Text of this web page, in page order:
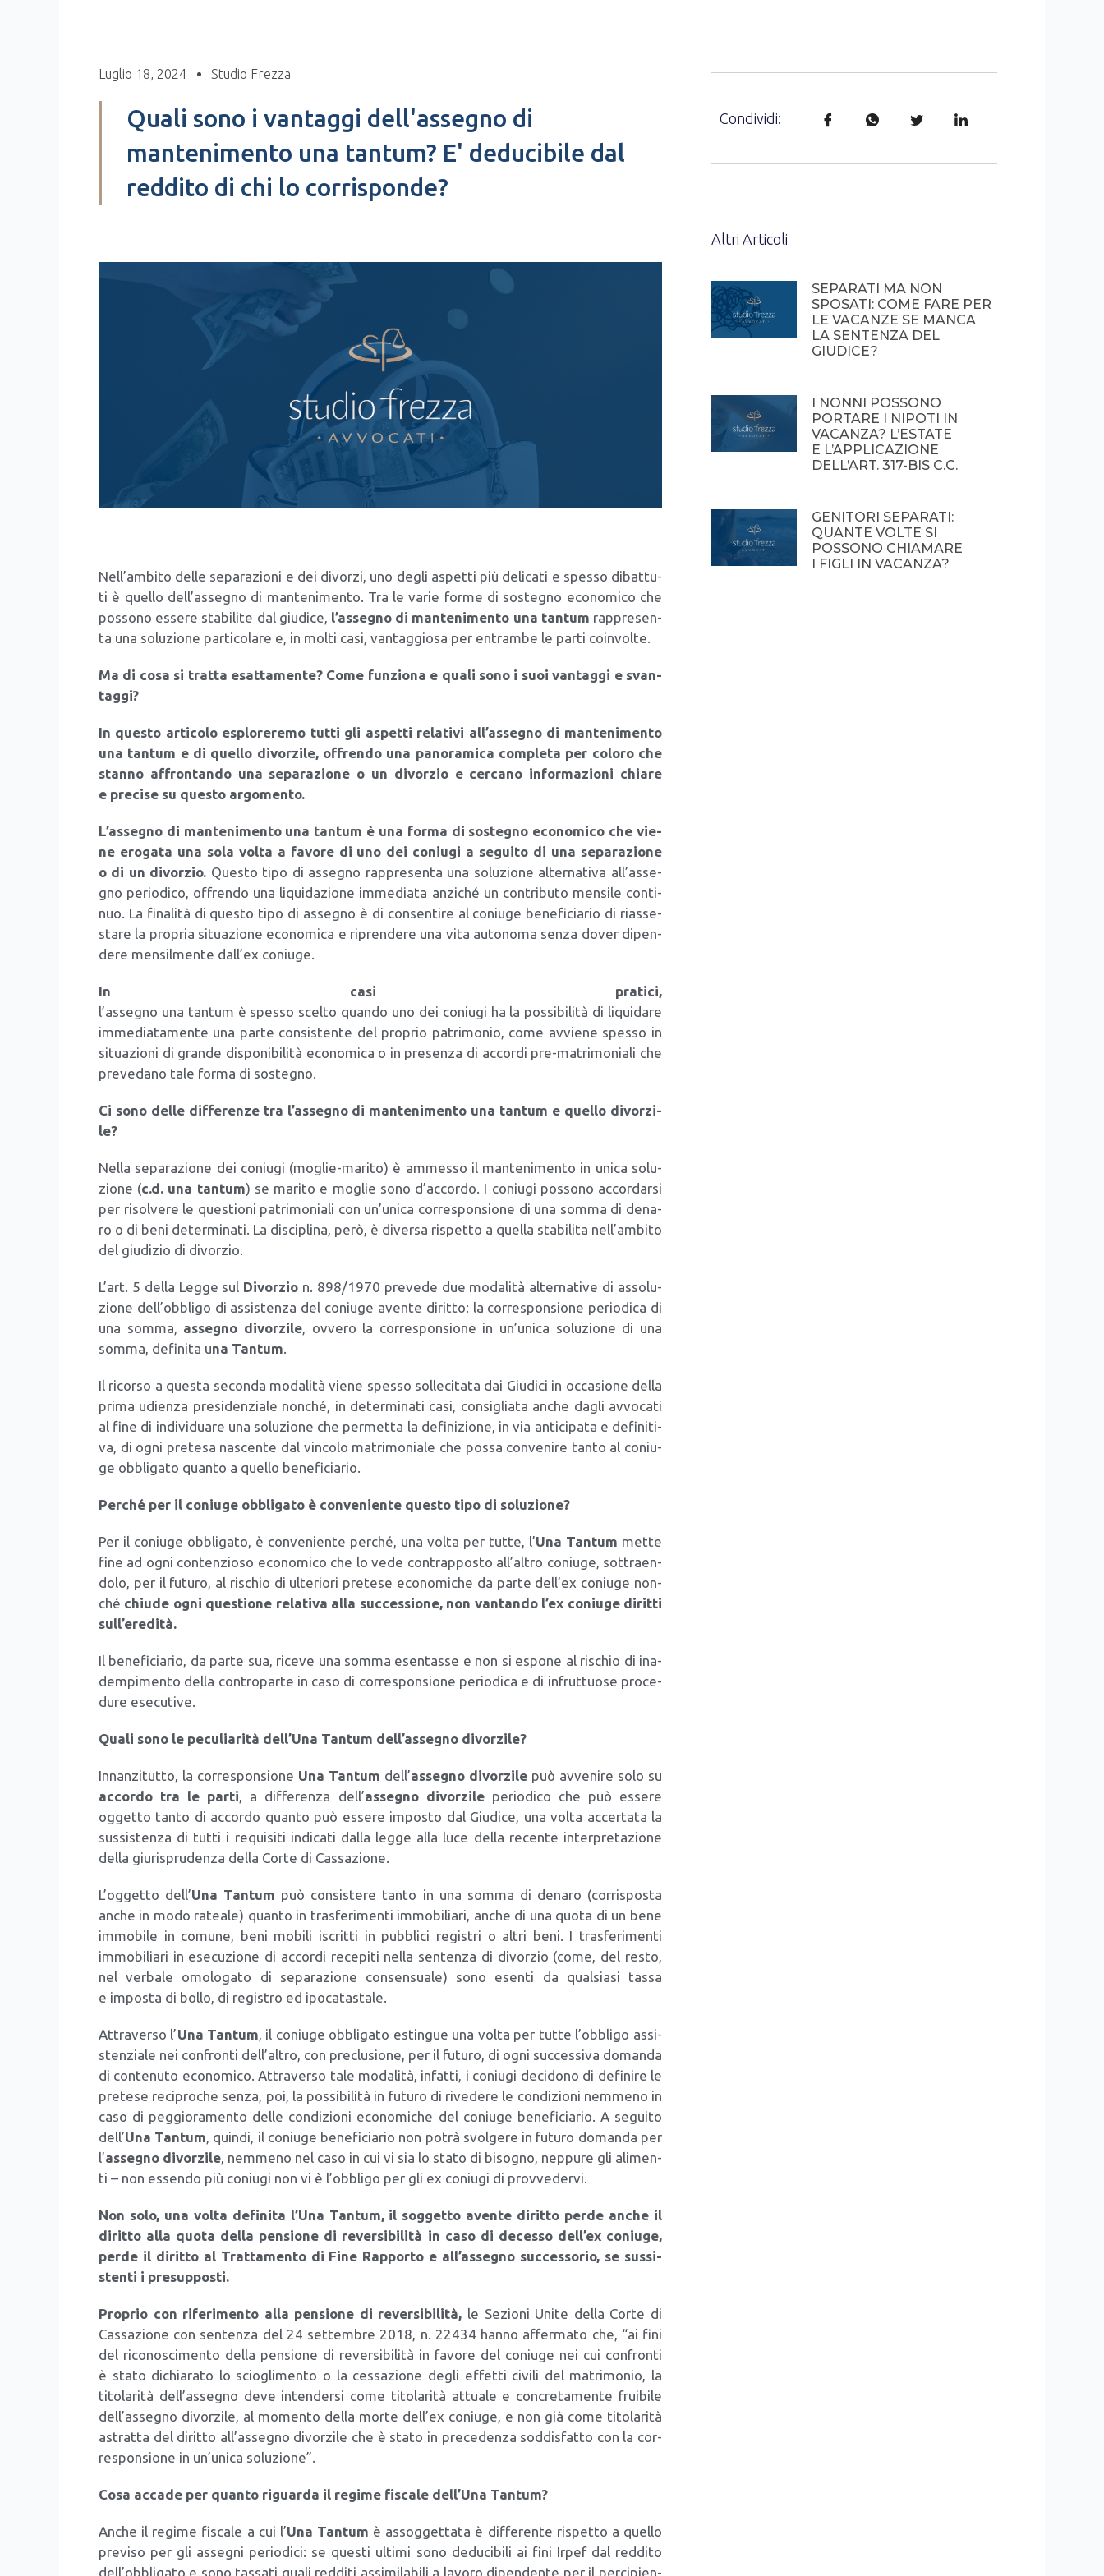
Luglio 18, 2024 Studio Frezza
Quali sono i vantaggi dell'assegno di
mantenimento una tantum? E' deducibile dal
reddito di chi lo corrisponde?
Nel­l’am­bi­to del­le sepa­ra­zio­ni e dei divor­zi, uno degli aspet­ti più deli­ca­ti e spes­so dibat­tu­
ti è quel­lo del­l’as­se­gno di man­te­ni­men­to. Tra le varie for­me di soste­gno eco­no­mi­co che
pos­so­no esse­re sta­bi­li­te dal giu­di­ce, l’as­se­gno di man­te­ni­men­to una tan­tum rap­pre­sen­
ta una solu­zio­ne par­ti­co­la­re e, in mol­ti casi, van­tag­gio­sa per entram­be le par­ti coin­vol­te.
Ma di cosa si trat­ta esat­ta­men­te? Come fun­zio­na e qua­li sono i suoi van­tag­gi e svan­
tag­gi?
In que­sto arti­co­lo esplo­re­re­mo tut­ti gli aspet­ti rela­ti­vi all’as­se­gno di man­te­ni­men­to
una tan­tum e di quel­lo divor­zi­le, offren­do una pano­ra­mi­ca com­ple­ta per colo­ro che
stan­no affron­tan­do una sepa­ra­zio­ne o un divor­zio e cer­ca­no infor­ma­zio­ni chia­re
e pre­ci­se su que­sto argo­men­to.
L’as­se­gno di man­te­ni­men­to una tan­tum è una for­ma di soste­gno eco­no­mi­co che vie­
ne ero­ga­ta una sola vol­ta a favo­re di uno dei coniu­gi a segui­to di una sepa­ra­zio­ne
o di un divor­zio. Que­sto tipo di asse­gno rap­pre­sen­ta una solu­zio­ne alter­na­ti­va all’as­se­
gno perio­di­co, offren­do una liqui­da­zio­ne imme­dia­ta anzi­ché un con­tri­bu­to men­si­le con­ti­
nuo. La fina­li­tà di que­sto tipo di asse­gno è di con­sen­ti­re al coniu­ge bene­fi­cia­rio di rias­se­
sta­re la pro­pria situa­zio­ne eco­no­mi­ca e ripren­de­re una vita auto­no­ma sen­za dover dipen­
de­re men­sil­men­te dal­l’ex coniu­ge.
In casi pra­ti­ci,
l’as­se­gno una tan­tum è spes­so scel­to quan­do uno dei coniu­gi ha la pos­si­bi­li­tà di liqui­da­re
imme­dia­ta­men­te una par­te con­si­sten­te del pro­prio patri­mo­nio, come avvie­ne spes­so in
situa­zio­ni di gran­de dispo­ni­bi­li­tà eco­no­mi­ca o in pre­sen­za di accor­di pre-matri­mo­nia­li che
pre­ve­da­no tale for­ma di soste­gno.
Ci sono del­le dif­fe­ren­ze tra l’assegno di man­te­ni­men­to una tan­tum e quel­lo divor­zi­
le?
Nel­la sepa­ra­zio­ne dei coniu­gi (moglie-mari­to) è ammes­so il man­te­ni­men­to in uni­ca solu­
zio­ne (c.d. una tan­tum) se mari­to e moglie sono d’accordo. I coniu­gi pos­so­no accor­dar­si
per risol­ve­re le que­stio­ni patri­mo­nia­li con un’unica cor­re­spon­sio­ne di una som­ma di dena­
ro o di beni deter­mi­na­ti. La disci­pli­na, però, è diver­sa rispet­to a quel­la sta­bi­li­ta nell’ambito
del giu­di­zio di divor­zio.
L’art. 5 del­la Leg­ge sul Divor­zio n. 898/​1970 pre­ve­de due moda­li­tà alter­na­ti­ve di asso­lu­
zio­ne dell’obbligo di assi­sten­za del coniu­ge aven­te dirit­to: la cor­re­spon­sio­ne perio­di­ca di
una som­ma, asse­gno divor­zi­le, ovve­ro la cor­re­spon­sio­ne in un’unica solu­zio­ne di una
som­ma, defi­ni­ta una Tan­tum.
Il ricor­so a que­sta secon­da moda­li­tà vie­ne spes­so sol­le­ci­ta­ta dai Giu­di­ci in occa­sio­ne del­la
pri­ma udien­za pre­si­den­zia­le non­ché, in deter­mi­na­ti casi, con­si­glia­ta anche dagli avvo­ca­ti
al fine di indi­vi­dua­re una solu­zio­ne che per­met­ta la defi­ni­zio­ne, in via anti­ci­pa­ta e defi­ni­ti­
va, di ogni pre­te­sa nascen­te dal vin­co­lo matri­mo­nia­le che pos­sa con­ve­ni­re tan­to al coniu­
ge obbli­ga­to quan­to a quel­lo bene­fi­cia­rio.
Per­ché per il coniu­ge obbli­ga­to è con­ve­nien­te que­sto tipo di solu­zio­ne?
Per il coniu­ge obbli­ga­to, è con­ve­nien­te per­ché, una vol­ta per tut­te, l’Una Tan­tum met­te
fine ad ogni con­ten­zio­so eco­no­mi­co che lo vede con­trap­po­sto all’altro coniu­ge, sot­traen­
do­lo, per il futu­ro, al rischio di ulte­rio­ri pre­te­se eco­no­mi­che da par­te dell’ex coniu­ge non­
ché chiu­de ogni que­stio­ne rela­ti­va alla suc­ces­sio­ne, non van­tan­do l’ex coniu­ge dirit­ti
sull’eredità.
Il bene­fi­cia­rio, da par­te sua, rice­ve una som­ma esen­tas­se e non si espo­ne al rischio di ina­
dem­pi­men­to del­la con­tro­par­te in caso di cor­re­spon­sio­ne perio­di­ca e di infrut­tuo­se pro­ce­
du­re ese­cu­ti­ve.
Qua­li sono le pecu­lia­ri­tà dell’Una Tan­tum dell’assegno divor­zi­le?
Innan­zi­tut­to, la cor­re­spon­sio­ne Una Tan­tum dell’asse­gno divor­zi­le può avve­ni­re solo su
accor­do tra le par­ti, a dif­fe­ren­za dell’asse­gno divor­zi­leperio­di­co che può esse­re
ogget­to tan­to di accor­do quan­to può esse­re impo­sto dal Giu­di­ce, una vol­ta accer­ta­ta la
sus­si­sten­za di tut­ti i requi­si­ti indi­ca­ti dal­la leg­ge alla luce del­la recen­te inter­pre­ta­zio­ne
del­la giu­ri­spru­den­za del­la Cor­te di Cas­sa­zio­ne.
L’oggetto dell’Una Tan­tum può con­si­ste­re tan­to in una som­ma di dena­ro (cor­ri­spo­sta
anche in modo ratea­le) quan­to in tra­sfe­ri­men­ti immo­bi­lia­ri, anche di una quo­ta di un bene
immo­bi­le in comu­ne, beni mobi­li iscrit­ti in pub­bli­ci regi­stri o altri beni. I tra­sfe­ri­men­ti
immo­bi­lia­ri in ese­cu­zio­ne di accor­di rece­pi­ti nel­la sen­ten­za di divor­zio (come, del resto,
nel ver­ba­le omo­lo­ga­to di sepa­ra­zio­ne con­sen­sua­le) sono esen­ti da qual­sia­si tas­sa
e impo­sta di bol­lo, di regi­stro ed ipo­ca­ta­sta­le.
Attra­ver­so l’Una Tan­tum, il coniu­ge obbli­ga­to estin­gue una vol­ta per tut­te l’obbligo assi­
sten­zia­le nei con­fron­ti dell’altro, con pre­clu­sio­ne, per il futu­ro, di ogni suc­ces­si­va doman­da
di con­te­nu­to eco­no­mi­co. Attra­ver­so tale moda­li­tà, infat­ti, i coniu­gi deci­do­no di defi­ni­re le
pre­te­se reci­pro­che sen­za, poi, la pos­si­bi­li­tà in futu­ro di rive­de­re le con­di­zio­ni nem­me­no in
caso di peg­gio­ra­men­to del­le con­di­zio­ni eco­no­mi­che del coniu­ge bene­fi­cia­rio. A segui­to
dell’Una Tan­tum, quin­di, il coniu­ge bene­fi­cia­rio non potrà svol­ge­re in futu­ro doman­da per
l’asse­gno divor­zi­le, nem­me­no nel caso in cui vi sia lo sta­to di biso­gno, nep­pu­re gli ali­men­
ti – non essen­do più coniu­gi non vi è l’obbligo per gli ex coniu­gi di prov­ve­der­vi.
Non solo, una vol­ta defi­ni­ta l’Una Tan­tum, il sog­get­to aven­te dirit­to per­de anche il
dirit­to alla quo­ta del­la pen­sio­ne di rever­si­bi­li­tà in caso di deces­so dell’ex coniu­ge,
per­de il dirit­to al Trat­ta­men­to di Fine Rap­por­to e all’assegno suc­ces­so­rio, se sus­si­
sten­ti i pre­sup­po­sti.
Pro­prio con rife­ri­men­to alla pen­sio­ne di rever­si­bi­li­tà, le Sezio­ni Uni­te del­la Cor­te di
Cas­sa­zio­ne con sen­ten­za del 24 set­tem­bre 2018, n. 22434 han­no affer­ma­to che, “ai fini
del rico­no­sci­men­to del­la pen­sio­ne di rever­si­bi­li­tà in favo­re del coniu­ge nei cui con­fron­ti
è sta­to dichia­ra­to lo scio­gli­men­to o la ces­sa­zio­ne degli effet­ti civi­li del matri­mo­nio, la
tito­la­ri­tà dell’assegno deve inten­der­si come tito­la­ri­tà attua­le e con­cre­ta­men­te frui­bi­le
dell’assegno divor­zi­le, al momen­to del­la mor­te dell’ex coniu­ge, e non già come tito­la­ri­tà
astrat­ta del dirit­to all’assegno divor­zi­le che è sta­to in pre­ce­den­za sod­di­sfat­to con la cor­
re­spon­sio­ne in un’unica solu­zio­ne”.
Cosa acca­de per quan­to riguar­da il regi­me fisca­le dell’Una Tan­tum?
Anche il regi­me fisca­le a cui l’Una Tan­tum è assog­get­ta­ta è dif­fe­ren­te rispet­to a quel­lo
pre­vi­so per gli asse­gni perio­di­ci: se que­sti ulti­mi sono dedu­ci­bi­li ai fini Irpef dal red­di­to
dell’obbligato e sono tas­sa­ti qua­li red­di­ti assi­mi­la­bi­li a lavo­ro dipen­den­te per il per­ci­pien­
Condividi:
Altri Articoli
SEPARATI MA NON
SPOSATI: COME FARE PER
LE VACANZE SE MANCA
LA SENTENZA DEL
GIUDICE?
I NONNI POSSONO
PORTARE I NIPOTI IN
VACANZA? L’ESTATE
E L’APPLICAZIONE
DELL’ART. 317-BIS C.C.
GENITORI SEPARATI:
QUANTE VOLTE SI
POSSONO CHIAMARE
I FIGLI IN VACANZA?